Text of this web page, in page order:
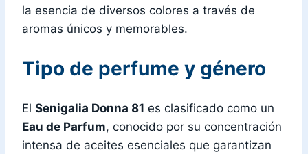
la esencia de diversos colores a través de
aromas únicos y memorables.
Tipo de perfume y género
El Senigalia Donna 81 es clasificado como un
Eau de Parfum, conocido por su concentración
intensa de aceites esenciales que garantizan